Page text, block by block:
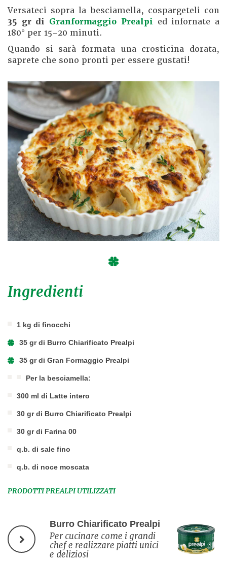
Versateci sopra la besciamella, cospargeteli con
35 gr di Granformaggio Prealpi ed infornate a
180° per 15-20 minuti.
Quando si sarà formata una crosticina dorata,
saprete che sono pronti per essere gustati!
Ingredienti
1 kg di finocchi
35 gr di Burro Chiarificato Prealpi
35 gr di Gran Formaggio Prealpi
Per la besciamella:
300 ml di Latte intero
30 gr di Burro Chiarificato Prealpi
30 gr di Farina 00
q.b. di sale fino
q.b. di noce moscata
PRODOTTI PREALPI UTILIZZATI
Burro Chiarificato Prealpi
Per cucinare come i grandi
chef e realizzare piatti unici
e deliziosi